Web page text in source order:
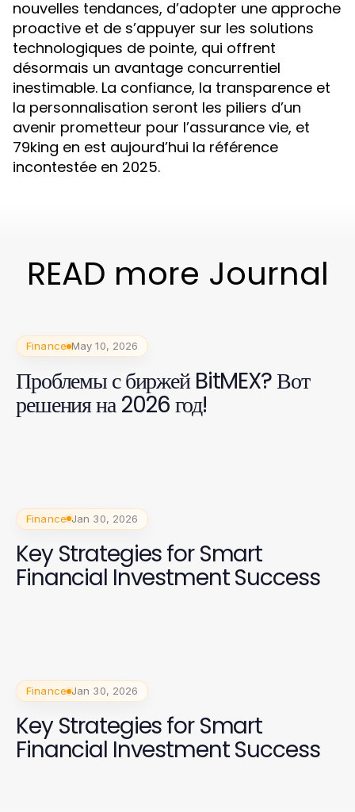
nouvelles tendances, d’adopter une approche
proactive et de s’appuyer sur les solutions
technologiques de pointe, qui offrent
désormais un avantage concurrentiel
inestimable. La confiance, la transparence et
la personnalisation seront les piliers d’un
avenir prometteur pour l’assurance vie, et
79king en est aujourd’hui la référence
incontestée en 2025.
READ more Journal
Finance May 10, 2026
Проблемы с биржей BitMEX? Вот
решения на 2026 год!
Finance Jan 30, 2026
Key Strategies for Smart
Financial Investment Success
Finance Jan 30, 2026
Key Strategies for Smart
Financial Investment Success